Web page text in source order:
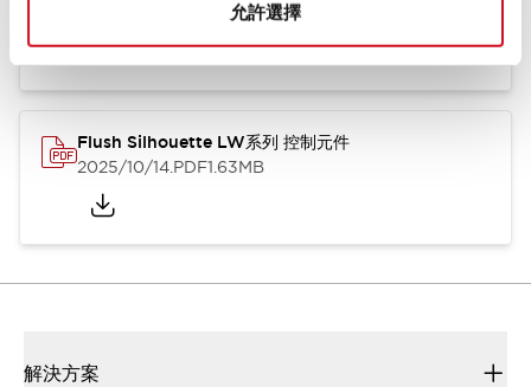
允許選擇
1.23MB
Flush Silhouette LW系列 控制元件
2025/10/14.PDF1.63MB
解決方案